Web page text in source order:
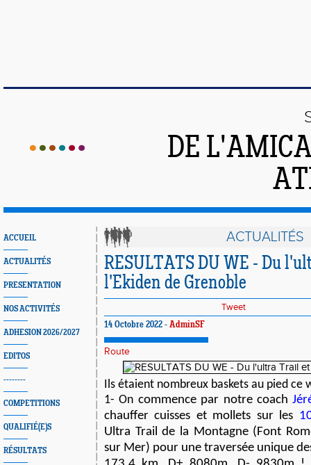
DE
ACCUEIL
ACTUALITÉS
PRESENTATION
NOS ACTIVITÉS
ADHESION 2026/2027
EDITOS
--------
COMPETITIONS
QUALIFIÉ(E)S
RÉSULTATS
ACTUALITÉS
RESULTATS DU WE - Du
l'Ekiden de Grenoble
Tweet
14 Octobre 2022 - AdminSF
Route
Ils étaient nombreux baskets au pied ce
1- On commence par notre coach
chauffer cuisses et mollets sur les
Ultra Trail de la Montagne (Font
sur Mer) pour une traversée unique